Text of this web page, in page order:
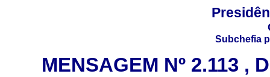
Subchefia
MENSAGEM Nº 2.113 ,